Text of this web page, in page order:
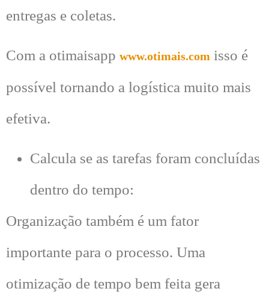
entregas e coletas.
Com a otimaisapp www.otimais.com isso é
possível tornando a logística muito mais
efetiva.
Calcula se as tarefas foram concluídas
dentro do tempo:
Organização também é um fator
importante para o processo. Uma
otimização de tempo bem feita gera